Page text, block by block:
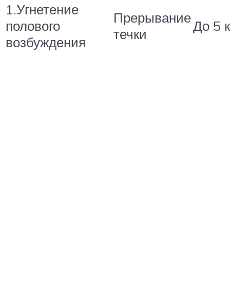
1.Угнетение
полового
возбуждения
Прерывание
течки
До 5